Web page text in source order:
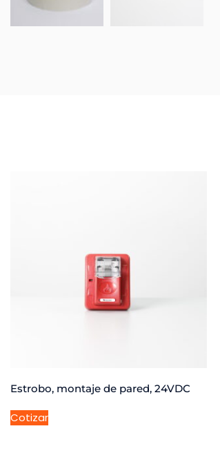
Estrobo, montaje de pared, 24VDC
Cotizar